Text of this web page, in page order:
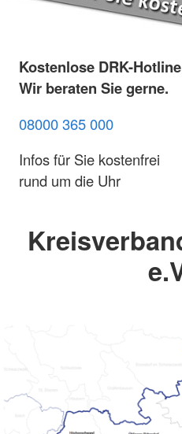
Kostenlose DRK-
Wir beraten Sie gerne.
08000 365 000
Infos für Sie kostenfrei
rund um die Uhr